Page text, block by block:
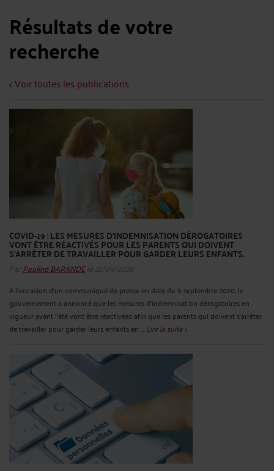
Résultats de votre
recherche
< Voir toutes les publications
COVID-19 : LES MESURES D’INDEMNISATION DÉROGATOIRES
VONT ÊTRE RÉACTIVÉS POUR LES PARENTS QUI DOIVENT
S’ARRÊTER DE TRAVAILLER POUR GARDER LEURS ENFANTS.
Par Pauline BARANDEle 21/09/2020
A l’occasion d’un communiqué de presse en date du 9 septembre 2020, le
gouvernement a annoncé que les mesures d’indemnisation dérogatoires en
vigueur avant l’été vont être réactivées afin que les parents qui doivent s’arrêter
de travailler pour garder leurs enfants en ... Lire la suite >